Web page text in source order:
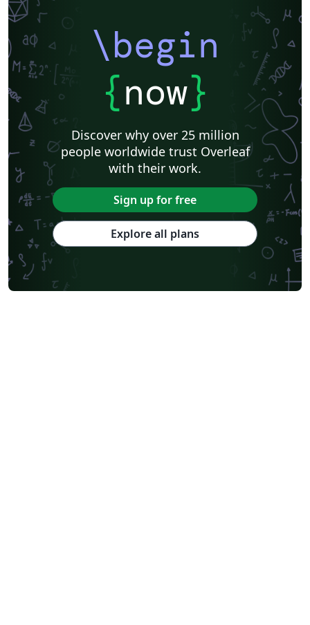
\begin
{now}
Discover why over 25 million
people worldwide trust Overleaf
with their work.
Sign up for free
Explore all plans